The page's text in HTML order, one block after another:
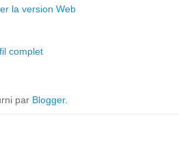
la version Web
complet
par Blogger.